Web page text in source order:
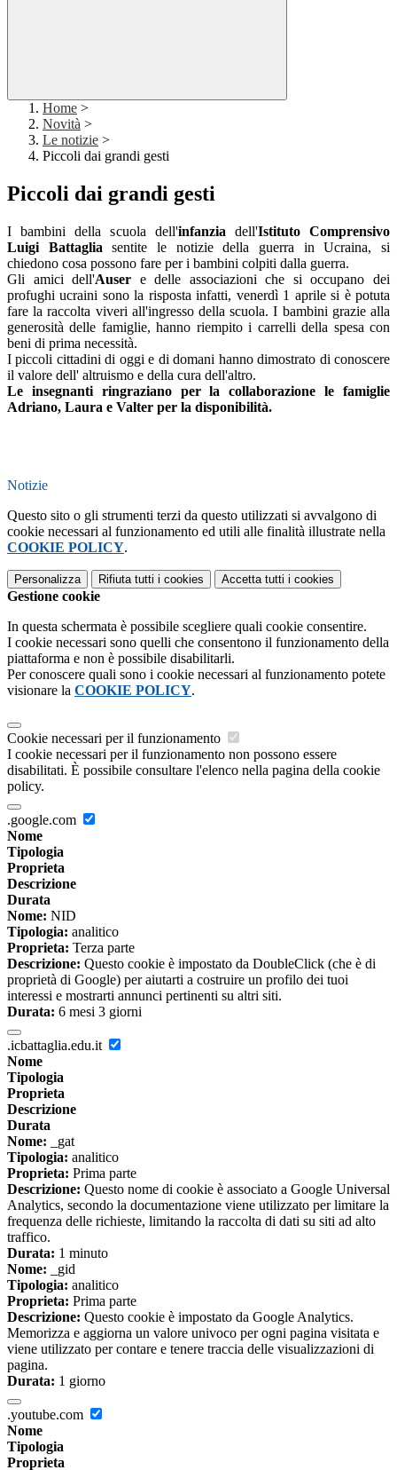
Home >
Novità >
Le notizie >
Piccoli dai grandi gesti
Piccoli dai grandi gesti
I bambini della scuola dell'infanzia dell'Istituto Comprensivo
Luigi Battaglia sentite le notizie della guerra in Ucraina, si
chiedono cosa possono fare per i bambini colpiti dalla guerra.
Gli amici dell'Auser e delle associazioni che si occupano dei
profughi ucraini sono la risposta infatti, venerdì 1 aprile si è potuta
fare la raccolta viveri all'ingresso della scuola. I bambini grazie alla
generosità delle famiglie, hanno riempito i carrelli della spesa con
beni di prima necessità.
I piccoli cittadini di oggi e di domani hanno dimostrato di conoscere
il valore dell' altruismo e della cura dell'altro.
Le insegnanti ringraziano per la collaborazione le famiglie
Adriano, Laura e Valter per la disponibilità.
Notizie
Questo sito o gli strumenti terzi da questo utilizzati si avvalgono di
cookie necessari al funzionamento ed utili alle finalità illustrate nella
COOKIE POLICY.
Personalizza Rifiuta tutti i cookies Accetta tutti i cookies
Gestione cookie
In questa schermata è possibile scegliere quali cookie consentire.
I cookie necessari sono quelli che consentono il funzionamento della
piattaforma e non è possibile disabilitarli.
Per conoscere quali sono i cookie necessari al funzionamento potete
visionare la COOKIE POLICY.
Cookie necessari per il funzionamento
I cookie necessari per il funzionamento non possono essere
disabilitati. È possibile consultare l'elenco nella pagina della cookie
policy.
.google.com
Nome
Tipologia
Proprieta
Descrizione
Durata
Nome: NID
Tipologia: analitico
Proprieta: Terza parte
Descrizione: Questo cookie è impostato da DoubleClick (che è di
proprietà di Google) per aiutarti a costruire un profilo dei tuoi
interessi e mostrarti annunci pertinenti su altri siti.
Durata: 6 mesi 3 giorni
.icbattaglia.edu.it
Nome
Tipologia
Proprieta
Descrizione
Durata
Nome: _gat
Tipologia: analitico
Proprieta: Prima parte
Descrizione: Questo nome di cookie è associato a Google Universal
Analytics, secondo la documentazione viene utilizzato per limitare la
frequenza delle richieste, limitando la raccolta di dati su siti ad alto
traffico.
Durata: 1 minuto
Nome: _gid
Tipologia: analitico
Proprieta: Prima parte
Descrizione: Questo cookie è impostato da Google Analytics.
Memorizza e aggiorna un valore univoco per ogni pagina visitata e
viene utilizzato per contare e tenere traccia delle visualizzazioni di
pagina.
Durata: 1 giorno
.youtube.com
Nome
Tipologia
Proprieta